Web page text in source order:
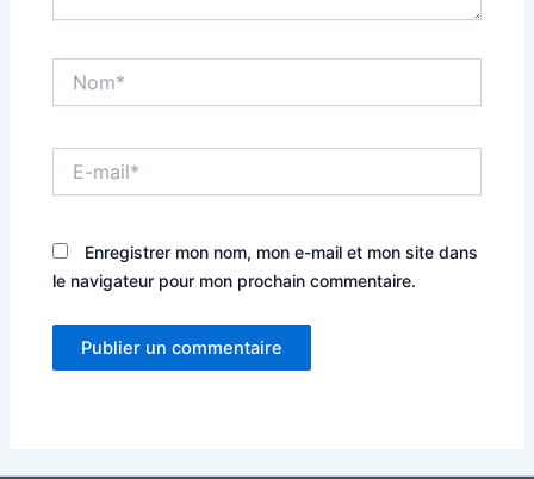
mail*
Enregistrer mon nom, mon e-mail et mon site dans
le navigateur pour mon prochain commentaire.